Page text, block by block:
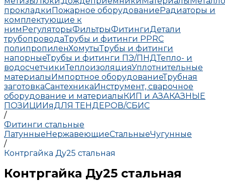
прокладкиПожарное оборудованиеРадиаторы и
комплектующие к
нимРегуляторыФильтрыФитингиДетали
трубопроводаТрубы и фитинги PPRC
полипропиленХомутыТрубы и фитинги
напорныеТрубы и фитинги ПЭ/ПНДТепло- и
водосчетчикиТеплоизоляцияУплотнительные
материалыИмпортное оборудованиеТрубная
заготовкаСантехникаИнструмент, сварочное
оборудование и материалыКИП и АЗАКАЗНЫЕ
ПОЗИЦИИяДЛЯ ТЕНДЕРОВ/СБИС
/
Фитинги стальные
ЛатунныеНержавеющиеСтальныеЧугунные
/
Контргайка Ду25 стальная
Контргайка Ду25 стальная